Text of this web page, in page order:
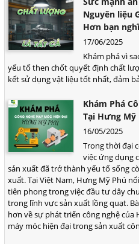
Nguyên liệu
Hơn bạn
17/06/2025
Khám phá vì
yếu tố then chốt quyết định chất
kết sử dụng vật liệu tốt nhất, đảm
Khám Phá
Tại Hưng Mỹ
16/05/2025
Trong thời đại
việc ứng dụng
sản xuất đã trở thành yếu tố sống
xuất. Tại Việt Nam, Hưng Mỹ Phú
tiên phong trong việc đầu tư dây
trong lĩnh vực sản xuất lồng quạt.
hơn về sự phát triển công nghệ
máy móc hiện đại trong sản xuất